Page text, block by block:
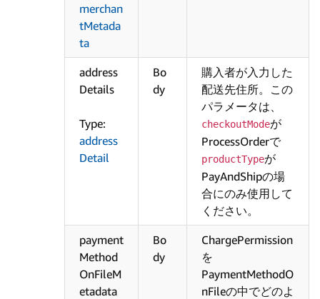
merchan
tMetada
ta
address
Details
Type:
address
Detail
Bo
dy
購入者が入力した
配送先住所。この
パラメータは、
checkoutModeが
ProcessOrderで
productTypeが
PayAndShipの場
合にのみ使用して
ください。
payment
Method
OnFileM
etadata
Bo
dy
ChargePermission
を
PaymentMethodO
nFileの中でどのよ